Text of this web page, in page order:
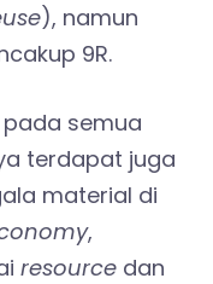
), namun
9R.
semua
terdapat juga
material di
,
resource dan